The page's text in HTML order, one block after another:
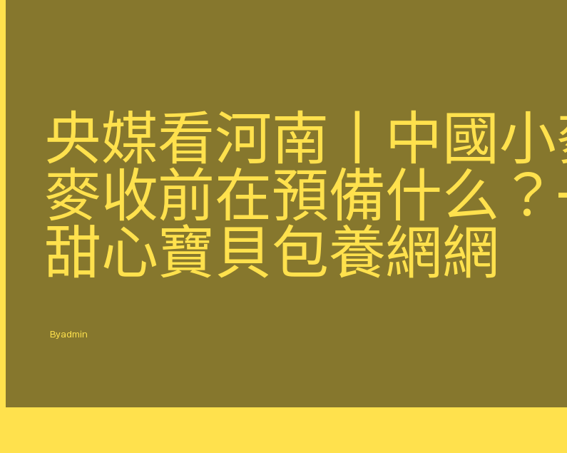
央媒看河南丨中國小
麥收前在預備什么
甜心寶貝包養網網
Byadmin